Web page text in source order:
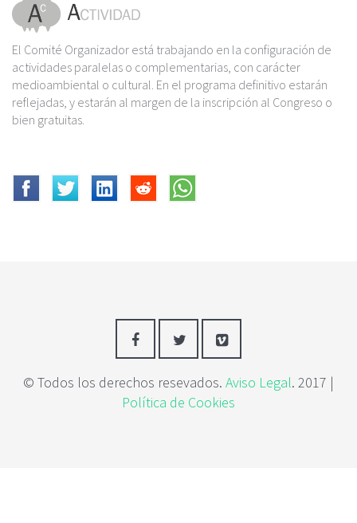
El Comité Organizador está trabajando en la configuración de
actividades paralelas o complementarias, con carácter
medioambiental o cultural. En el programa definitivo estarán
reflejadas, y estarán al margen de la inscripción al Congreso o
bien gratuitas.
© Todos los derechos resevados. Aviso Legal. 2017 |
Política de Cookies